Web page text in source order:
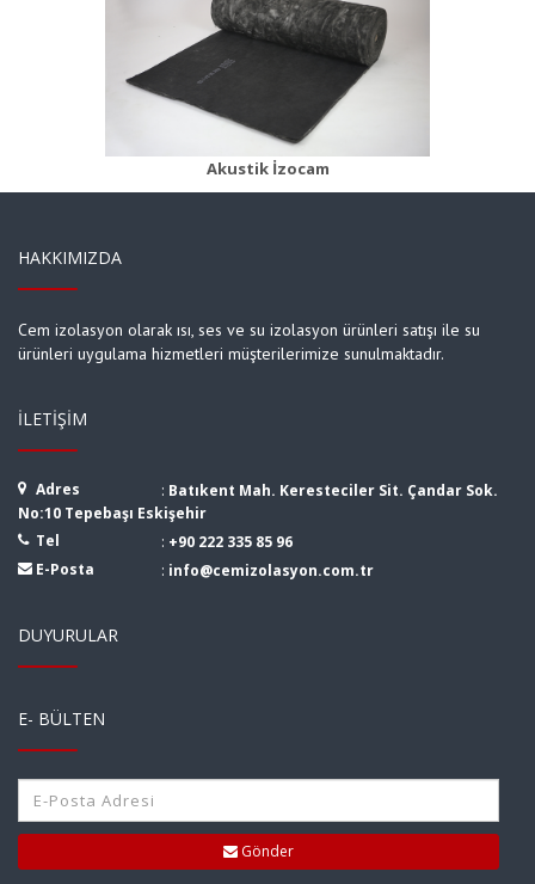
Akustik İzocam
Camyünü Klima Levhası
Ürün Detayı
HAKKIMIZDA
Cem izolasyon olarak ısı, ses ve su izolasyon ürünleri satışı ile su
ürünleri uygulama hizmetleri müşterilerimize sunulmaktadır.
İLETIŞIM
Adres : Batıkent Mah. Keresteciler Sit. Çandar Sok.
No:10 Tepebaşı Eskişehir
Tel
: +90 222 335 85 96
E-Posta
: info@cemizolasyon.com.tr
DUYURULAR
E- BÜLTEN
Gönder